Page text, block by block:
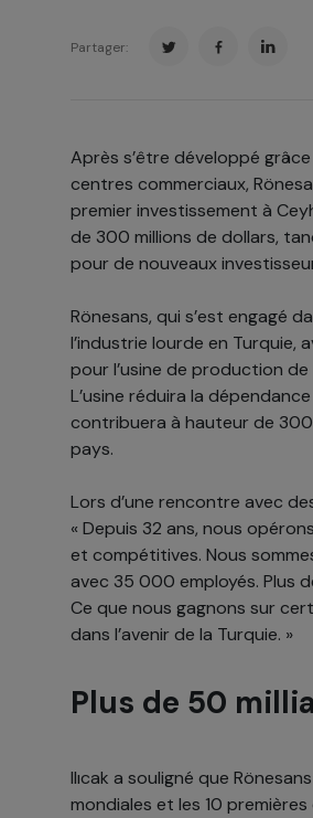
Partager:
Après s’être développé
centres commerciaux,
premier investissement à
de 300 millions de dollars,
pour de nouveaux
Rönesans, qui s’est engagé
l’industrie lourde en Turquie,
pour l’usine de production
L’usine réduira la
contribuera à hauteur de
pays.
Lors d’une rencontre avec
« Depuis 32 ans, nous
et compétitives. Nous
avec 35 000 employés. Plus
Ce que nous gagnons sur
dans l’avenir de la Turquie. »
Plus de 50
Ilıcak a souligné que
mondiales et les 10